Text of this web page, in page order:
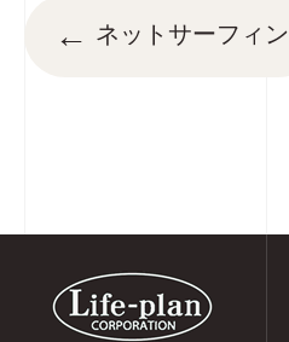
← ネットサーフィン